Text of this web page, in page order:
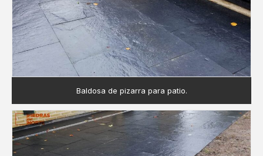
Baldosa de pizarra para patio.